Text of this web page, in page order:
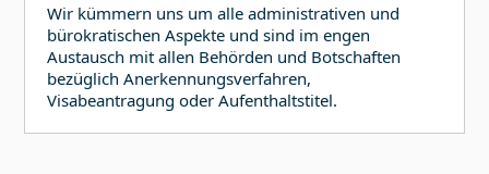
Wir kümmern uns um alle administrativen und
bürokratischen Aspekte und sind im engen
Austausch mit allen Behörden und Botschaften
bezüglich Anerkennungsverfahren,
Visabeantragung oder Aufenthaltstitel.